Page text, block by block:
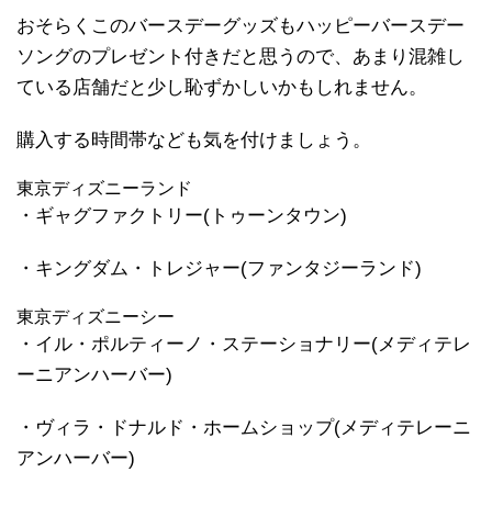
おそらくこのバースデーグッズもハッピーバースデー
ソングのプレゼント付きだと思うので、あまり混雑し
ている店舗だと少し恥ずかしいかもしれません。
購入する時間帯なども気を付けましょう。
東京ディズニーランド
・ギャグファクトリー(トゥーンタウン)
・キングダム・トレジャー(ファンタジーランド)
東京ディズニーシー
・イル・ポルティーノ・ステーショナリー(メディテレ
ーニアンハーバー)
・ヴィラ・ドナルド・ホームショップ(メディテレーニ
アンハーバー)